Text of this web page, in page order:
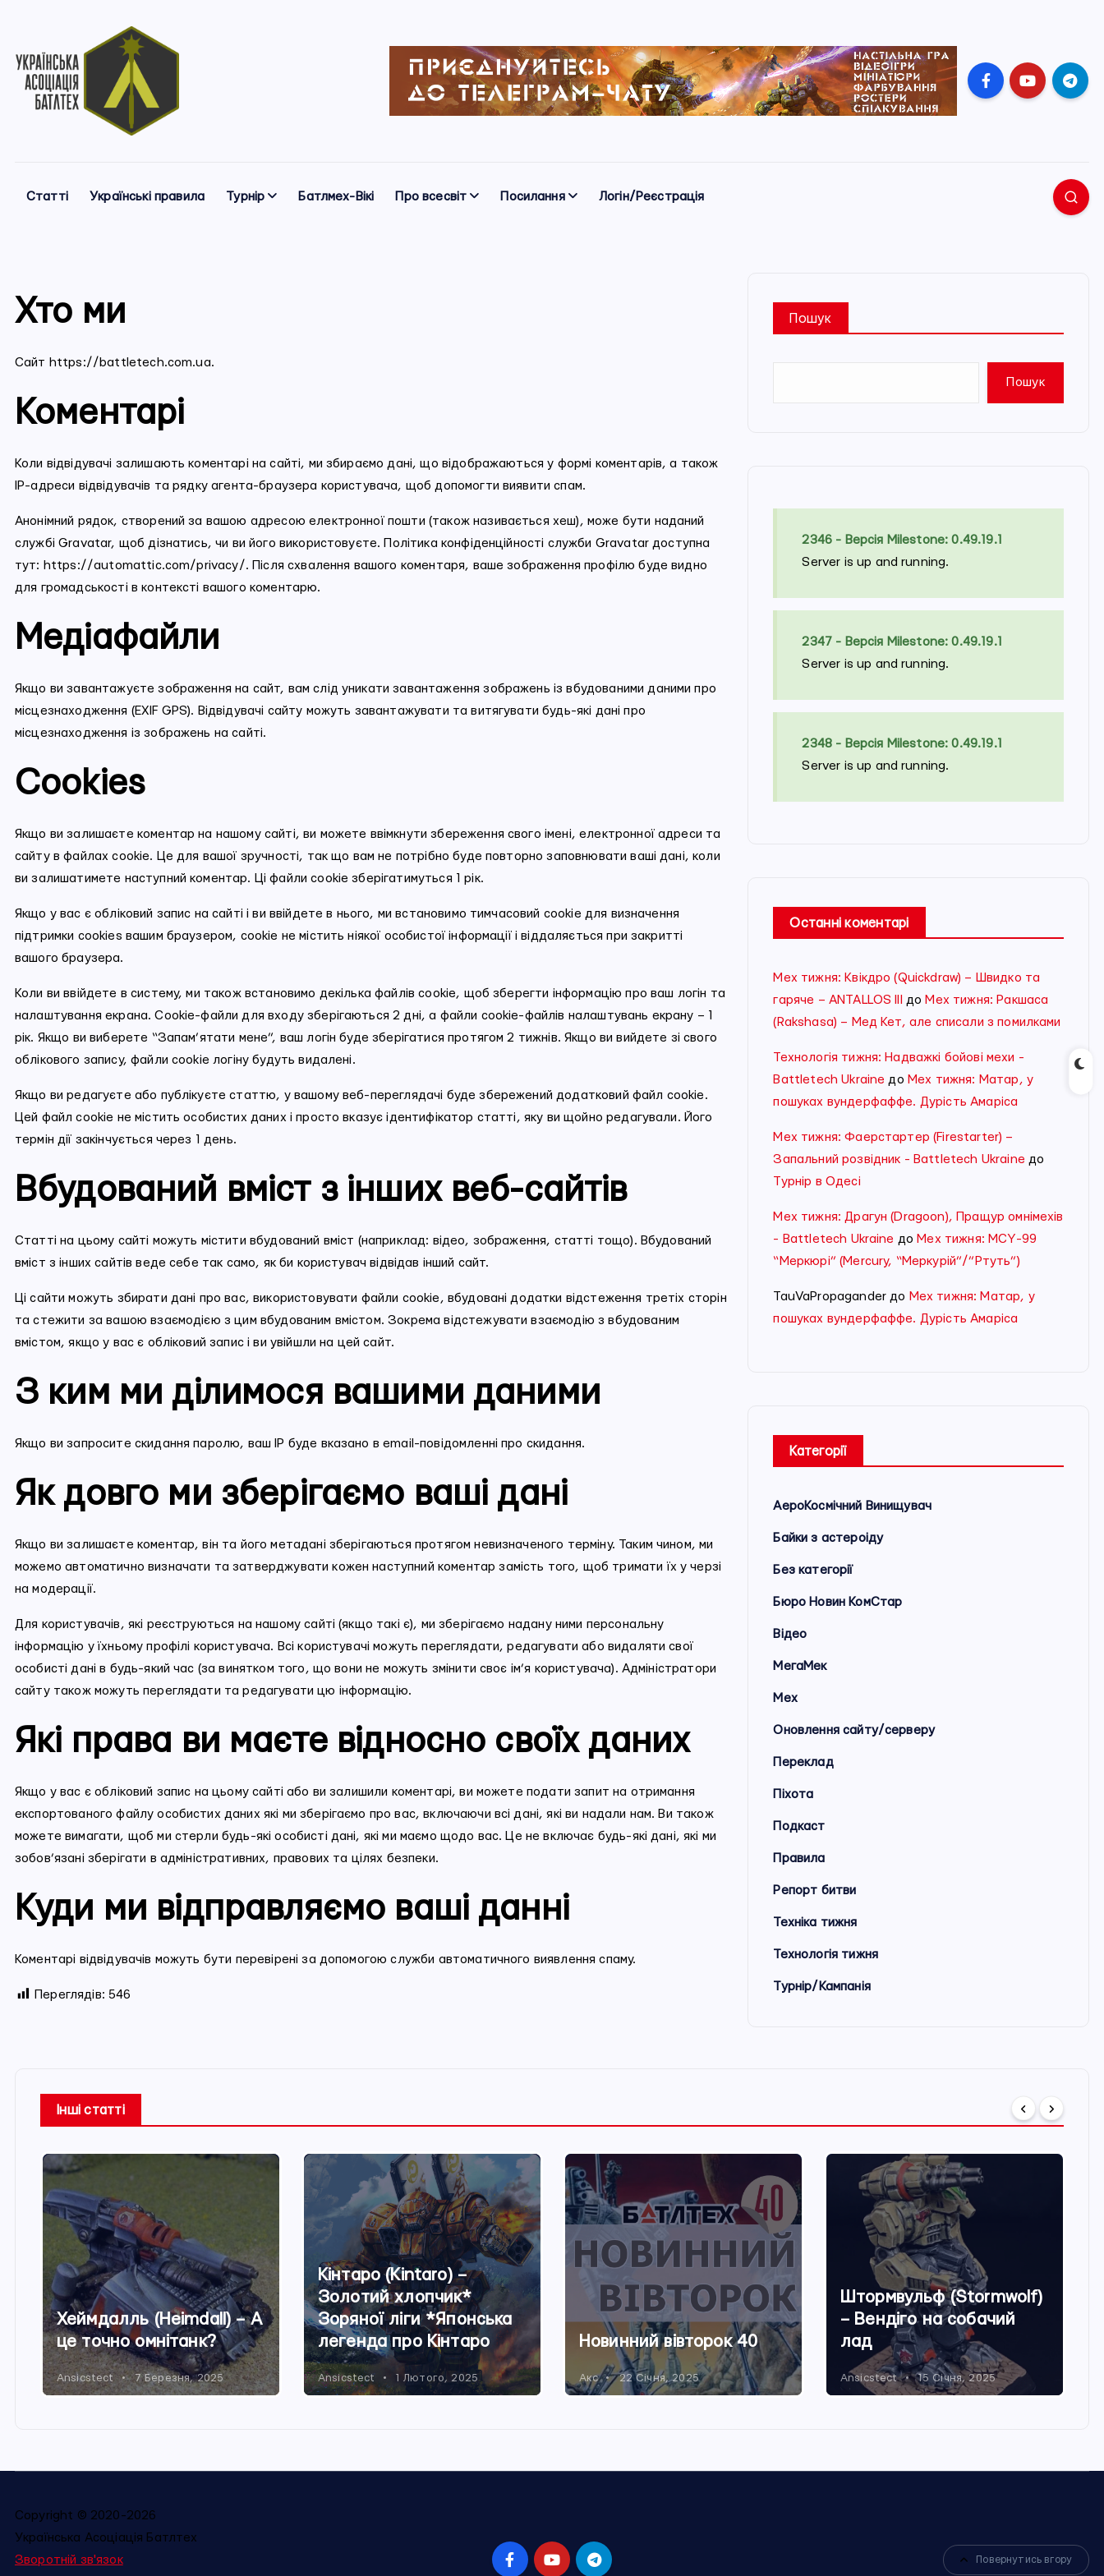
Статті Українські правила Турнір Батлмех-Вікі Про всесвіт Посилання Логін/Реєстрація
Хто ми
Сайт https://battletech.com.ua.
Коментарі
Коли відвідувачі залишають коментарі на сайті, ми збираємо дані, що відображаються у формі коментарів, а також
IP-адреси відвідувачів та рядку агента-браузера користувача, щоб допомогти виявити спам.
Анонімний рядок, створений за вашою адресою електронної пошти (також називається хеш), може бути наданий
службі Gravatar, щоб дізнатись, чи ви його використовуєте. Політика конфіденційності служби Gravatar доступна
тут: https://automattic.com/privacy/. Після схвалення вашого коментаря, ваше зображення профілю буде видно
для громадськості в контексті вашого коментарю.
Медіафайли
Якщо ви завантажуєте зображення на сайт, вам слід уникати завантаження зображень із вбудованими даними про
місцезнаходження (EXIF GPS). Відвідувачі сайту можуть завантажувати та витягувати будь-які дані про
місцезнаходження із зображень на сайті.
Cookies
Якщо ви залишаєте коментар на нашому сайті, ви можете ввімкнути збереження свого імені, електронної адреси та
сайту в файлах cookie. Це для вашої зручності, так що вам не потрібно буде повторно заповнювати ваші дані, коли
ви залишатимете наступний коментар. Ці файли cookie зберігатимуться 1 рік.
Якщо у вас є обліковий запис на сайті і ви ввійдете в нього, ми встановимо тимчасовий cookie для визначення
підтримки cookies вашим браузером, cookie не містить ніякої особистої інформації і віддаляється при закритті
вашого браузера.
Коли ви ввійдете в систему, ми також встановимо декілька файлів cookie, щоб зберегти інформацію про ваш логін та
налаштування екрана. Cookie-файли для входу зберігаються 2 дні, а файли cookie-файлів налаштувань екрану – 1
рік. Якщо ви виберете “Запам’ятати мене”, ваш логін буде зберігатися протягом 2 тижнів. Якщо ви вийдете зі свого
облікового запису, файли cookie логіну будуть видалені.
Якщо ви редагуєте або публікуєте статтю, у вашому веб-переглядачі буде збережений додатковий файл cookie.
Цей файл cookie не містить особистих даних і просто вказує ідентифікатор статті, яку ви щойно редагували. Його
термін дії закінчується через 1 день.
Вбудований вміст з інших веб-сайтів
Статті на цьому сайті можуть містити вбудований вміст (наприклад: відео, зображення, статті тощо). Вбудований
вміст з інших сайтів веде себе так само, як би користувач відвідав інший сайт.
Ці сайти можуть збирати дані про вас, використовувати файли cookie, вбудовані додатки відстеження третіх сторін
та стежити за вашою взаємодією з цим вбудованим вмістом. Зокрема відстежувати взаємодію з вбудованим
вмістом, якщо у вас є обліковий запис і ви увійшли на цей сайт.
З ким ми ділимося вашими даними
Якщо ви запросите скидання паролю, ваш IP буде вказано в email-повідомленні про скидання.
Як довго ми зберігаємо ваші дані
Якщо ви залишаєте коментар, він та його метадані зберігаються протягом невизначеного терміну. Таким чином, ми
можемо автоматично визначати та затверджувати кожен наступний коментар замість того, щоб тримати їх у черзі
на модерації.
Для користувачів, які реєструються на нашому сайті (якщо такі є), ми зберігаємо надану ними персональну
інформацію у їхньому профілі користувача. Всі користувачі можуть переглядати, редагувати або видаляти свої
особисті дані в будь-який час (за винятком того, що вони не можуть змінити своє ім’я користувача). Адміністратори
сайту також можуть переглядати та редагувати цю інформацію.
Які права ви маєте відносно своїх даних
Якщо у вас є обліковий запис на цьому сайті або ви залишили коментарі, ви можете подати запит на отримання
експортованого файлу особистих даних які ми зберігаємо про вас, включаючи всі дані, які ви надали нам. Ви також
можете вимагати, щоб ми стерли будь-які особисті дані, які ми маємо щодо вас. Це не включає будь-які дані, які ми
зобов’язані зберігати в адміністративних, правових та цілях безпеки.
Куди ми відправляємо ваші данні
Коментарі відвідувачів можуть бути перевірені за допомогою служби автоматичного виявлення спаму.
Переглядів: 546
Пошук
Пошук
2346 - Версія Milestone: 0.49.19.1
Server is up and running.
2347 - Версія Milestone: 0.49.19.1
Server is up and running.
2348 - Версія Milestone: 0.49.19.1
Server is up and running.
Останні коментарі
Мех тижня: Квікдро (Quickdraw) – Швидко та
гаряче – ANTALLOS III
до Мех тижня: Ракшаса
(Rakshasa) – Мед Кет, але списали з помилками
Технологія тижня: Надважкі бойові мехи -
Battletech Ukraine до Мех тижня: Матар, у
пошуках вундерфаффе. Дурість Амаріса
Мех тижня: Фаерстартер (Firestarter) –
Запальний розвідник - Battletech Ukraine до
Турнір в Одесі
Мех тижня: Драгун (Dragoon), Пращур омнімехів
- Battletech Ukraine до Мех тижня: MCY-99
“Меркюрі” (Mercury, “Меркурій”/”Ртуть”)
TauVaPropagander до Мех тижня: Матар, у
пошуках вундерфаффе. Дурість Амаріса
Категорії
АероКосмічний Винищувач
Байки з астероіду
Без категорії
Бюро Новин КомСтар
Відео
МегаМек
Мех
Оновлення сайту/серверу
Переклад
Піхота
Подкаст
Правила
Репорт битви
Техніка тижня
Технологія тижня
Турнір/Кампанія
Інші статті
Хеймдалль (Heimdall) – А
це точно омнітанк?
Ansicstect 7 Березня, 2025
Кінтаро (Kintaro) –
Золотий хлопчик*
Зоряної ліги *Японська
легенда про Кінтаро
Ansicstect 1 Лютого, 2025
Новинний вівторок 40
Акс 22 Січня, 2025
Штормвульф (Stormwolf)
– Вендіго на собачий
лад
Ansicstect 15 Січня, 2025
Copyright © 2020-2026
Українська Асоціація Батлтех
Зворотній зв'язок
Повернутись вгору